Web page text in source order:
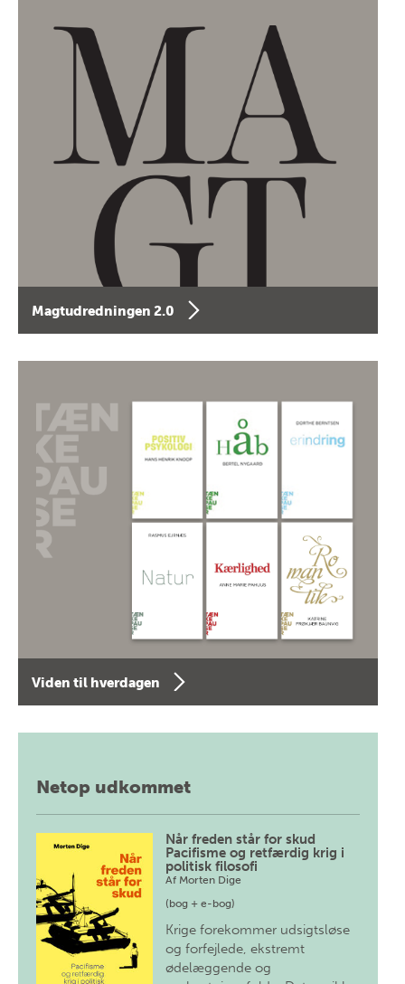
Magtudredningen 2.0
Viden til hverdagen
Netop udkommet
Når freden står for skud
Pacifisme og retfærdig krig i
politisk filosofi
Af Morten Dige
(bog + e-bog)
Krige forekommer udsigtsløse
og forfejlede, ekstremt
ødelæggende og